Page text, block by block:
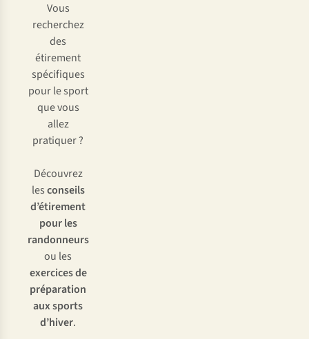
Vous
recherchez
des
étirement
spécifiques
pour le sport
que vous
allez
pratiquer ?
Découvrez
lesconseils
d’étirement
pour les
randonneurs
ou les
exercices de
préparation
aux sports
d’hiver.